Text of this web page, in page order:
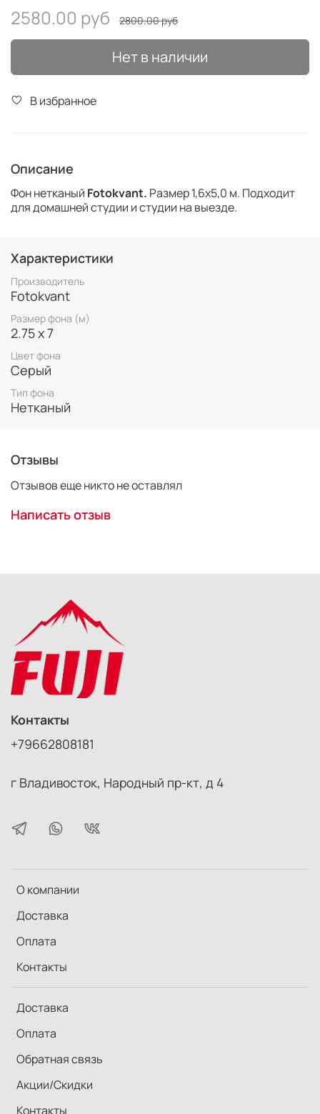
2580.00 руб 2800.00 руб
Нет в наличии
В избранное
Описание
Фон нетканый Fotokvant. Размер 1,6х5,0 м. Подходит
для домашней студии и студии на выезде.
Характеристики
Производитель
Fotokvant
Размер фона (м)
2.75 х 7
Цвет фона
Серый
Тип фона
Нетканый
Отзывы
Отзывов еще никто не оставлял
Написать отзыв
О компании
Доставка
Оплата
Контакты
Доставка
Оплата
Обратная связь
Акции/Скидки
Контакты
Контакты
+79662808181
г Владивосток, Народный пр-кт, д 4